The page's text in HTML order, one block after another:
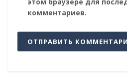
этом браузере для
комментариев.